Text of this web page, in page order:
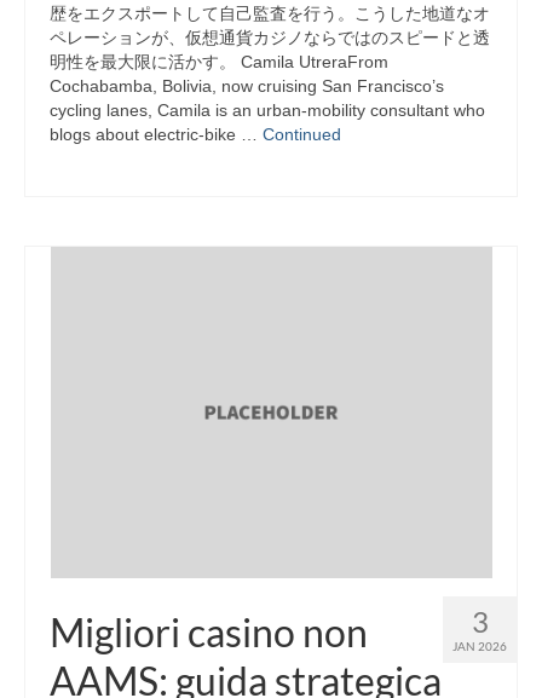
歴をエクスポートして自己監査を行う。こうした地道なオ
ペレーションが、仮想通貨カジノならではのスピードと透
明性を最大限に活かす。 Camila UtreraFrom
Cochabamba, Bolivia, now cruising San Francisco’s
cycling lanes, Camila is an urban-mobility consultant who
blogs about electric-bike … Continued
3
JAN 2026
Migliori casino non
AAMS: guida strategica